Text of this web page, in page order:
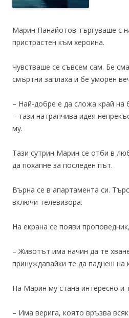
Марин Панайотов търгуваше с
пристрастен към хероина.
Чувстваше се съвсем сам. Бе
смъртни заплаха и бе уморен
– Най-добре е да сложа край на
– тази натрапчива идея
му.
Тази сутрин Марин се отби в
да похапне за последен път.
Върна се в апартамента си.
включи телевизора.
На екрана се появи
– Животът има начин да те
принуждавайки те да паднеш на
На Марин му стана интересно и
– Има верига, която връзва